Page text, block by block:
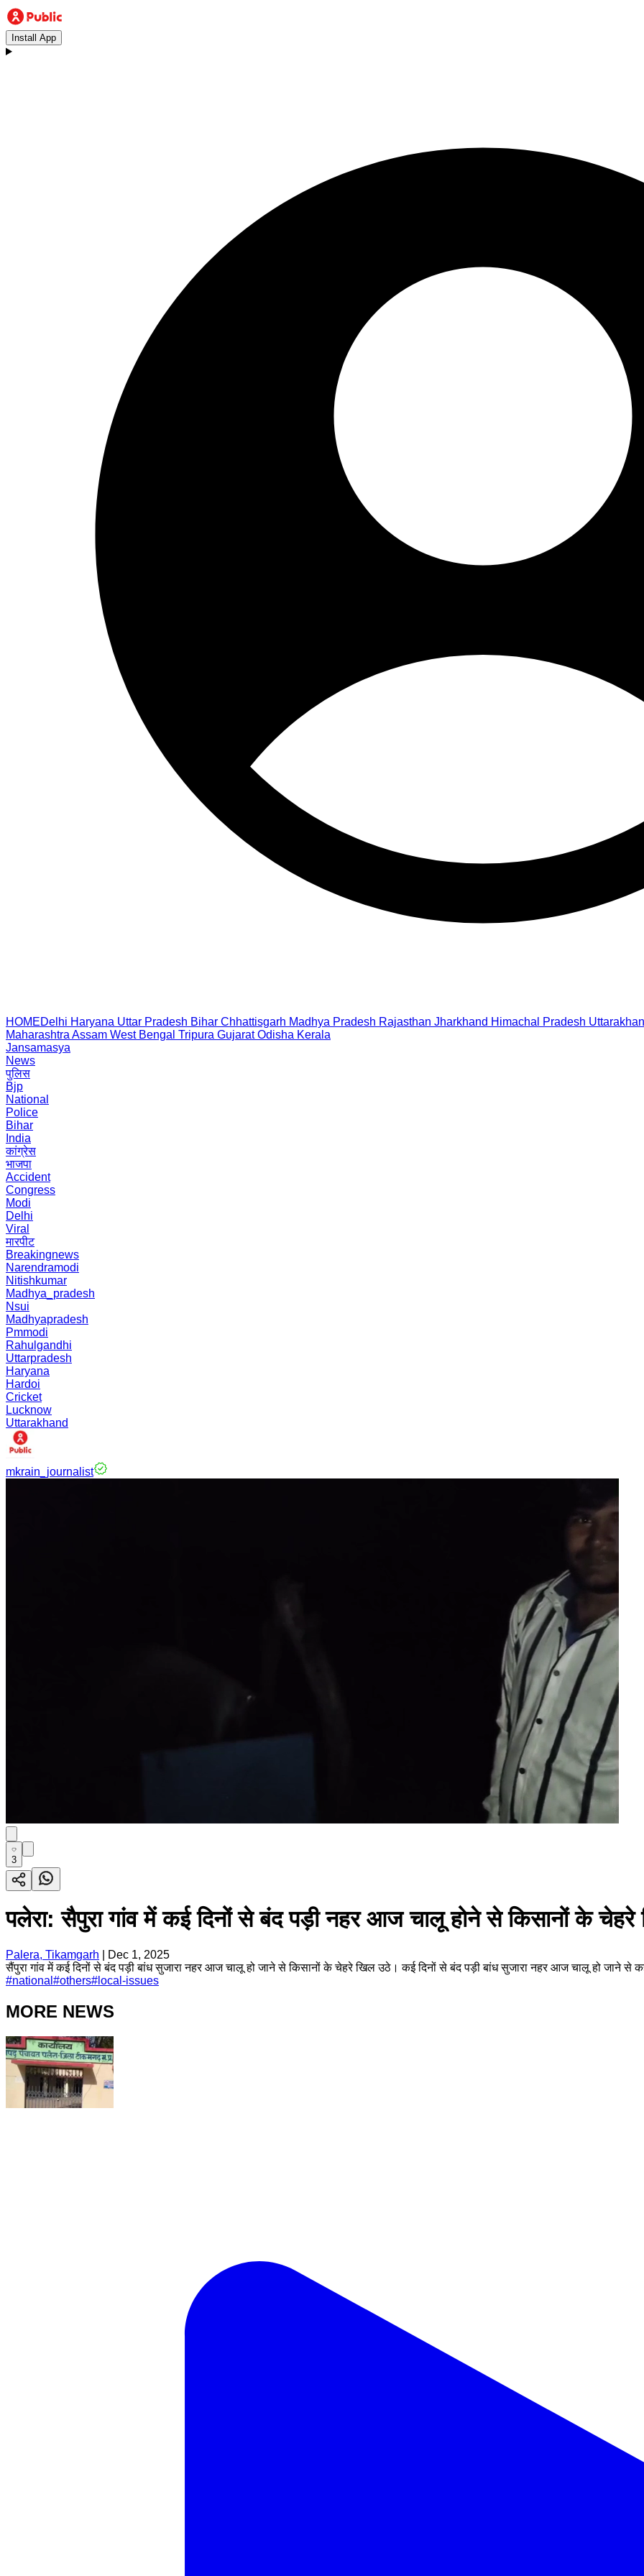
Install App
HOMEDelhi Haryana Uttar Pradesh Bihar Chhattisgarh Madhya Pradesh Rajasthan Jharkhand Himachal Pradesh
Maharashtra Assam West Bengal Tripura Gujarat Odisha Kerala
Jansamasya
News
पुलिस
Bjp
National
Police
Bihar
India
कांग्रेस
भाजपा
Accident
Congress
Modi
Delhi
Viral
मारपीट
Breakingnews
Narendramodi
Nitishkumar
Madhya_pradesh
Nsui
Madhyapradesh
Pmmodi
Rahulgandhi
Uttarpradesh
Haryana
Hardoi
Cricket
Lucknow
Uttarakhand
mkrain_journalist
3
पलेरा: सैपुरा गांव में कई दिनों से बंद पड़ी नहर आज चालू होने से किसानों के
Palera, Tikamgarh
Dec 1, 2025
सैंपुरा गांव में कई दिनों से बंद पड़ी बांध सुजारा नहर आज चालू हो जाने से किसानों के चेहरे खिल उठे। कई दिनों से बंद पड़ी बांध सुजारा नहर आज चालू हो जाने से
#national #others# local-issues
MORE NEWS